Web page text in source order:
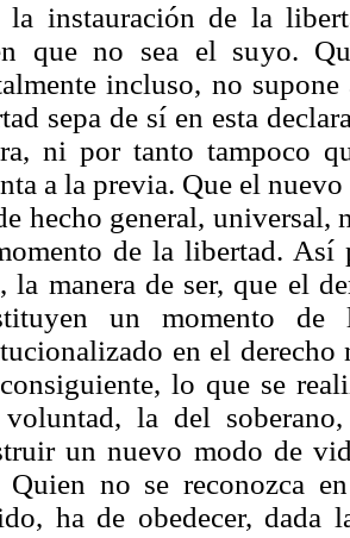
la instauración de la
que no sea el suyo.
incluso, no
sepa de sí en esta
ni por tanto tampoco
a la previa. Que el
hecho general,
de la libertad. Así
la manera de ser, que el
un momento
en el derecho
lo que se
la del
un nuevo modo de
Quien no se reconozca
ha de obedecer, dada